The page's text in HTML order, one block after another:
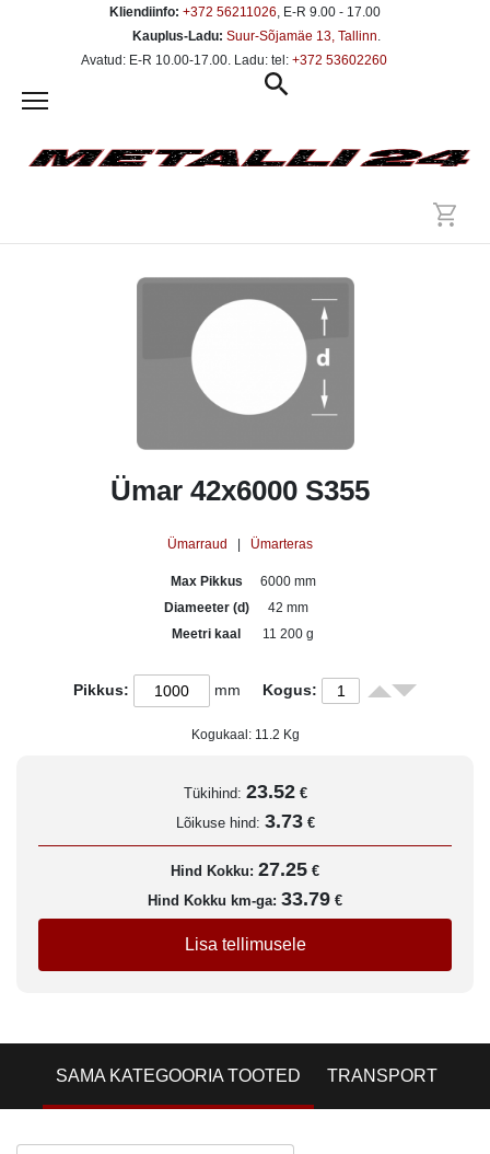
Kliendiinfo: +372 56211026, E-R 9.00 - 17.00
Kauplus-Ladu: Suur-Sõjamäe 13, Tallinn.
Avatud: E-R 10.00-17.00. Ladu: tel: +372 53602260
Ümar 42x6000 S355
Ümarraud Ümarteras
Max Pikkus
6000 mm
Diameeter (d)
42 mm
Meetri kaal
11 200 g
Pikkus: mm Kogus:
Kogukaal: 11.2 Kg
Tükihind: 23.52 €
Lõikuse hind: 3.73 €
Hind Kokku: 27.25 €
Hind Kokku km-ga: 33.79 €
Lisa tellimusele
SAMA KATEGOORIA TOOTED TRANSPORT